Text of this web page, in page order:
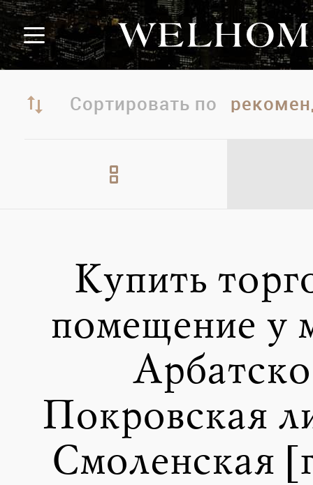
Сортировать по
Купить
помещение у
Покровская
Смоленская